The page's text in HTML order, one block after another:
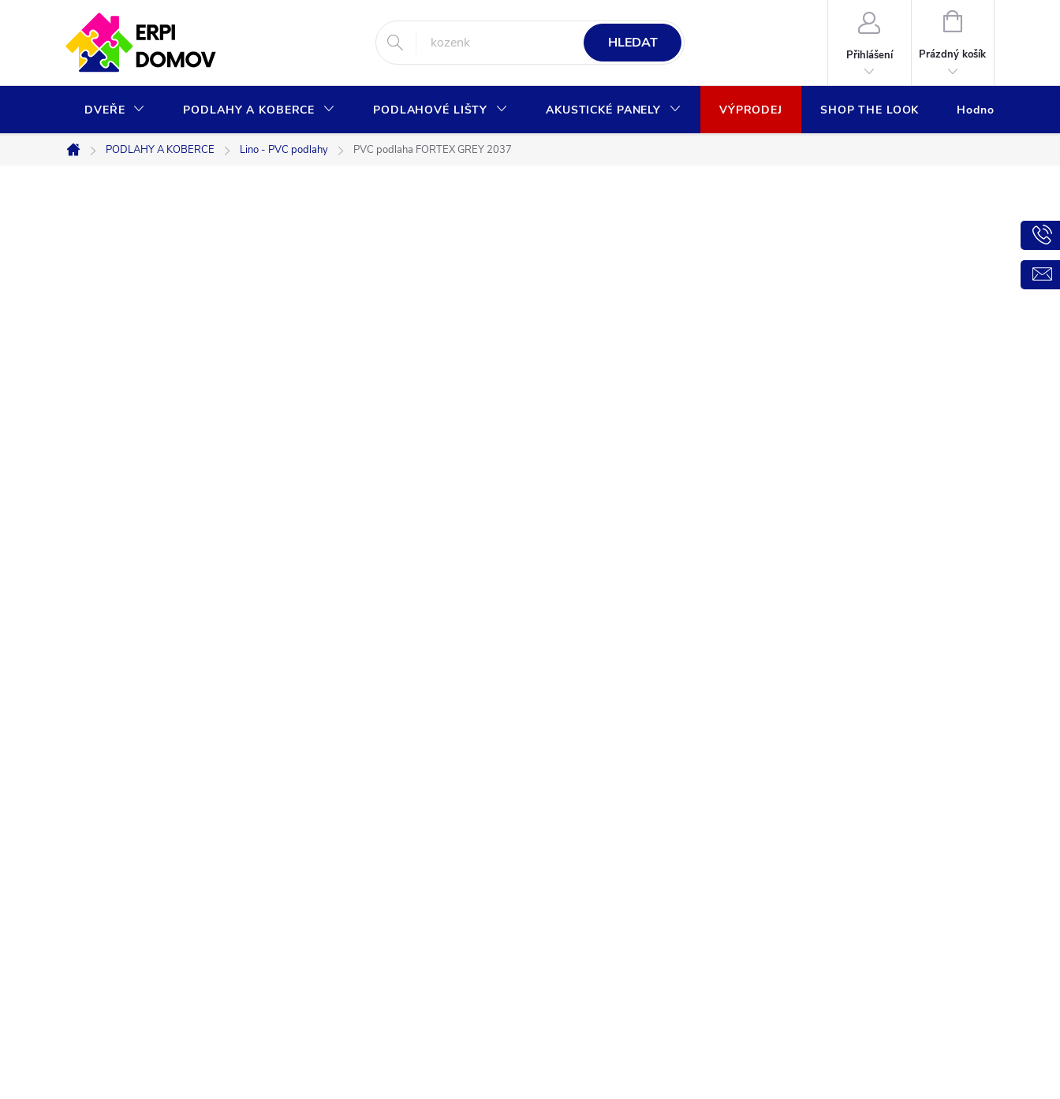
HLEDAT
Přihlášení
NÁKUPNÍ
Prázdný košík
DVEŘE PODLAHY A KOBERCE PODLAHOVÉ LIŠTY AKUSTICKÉ PANELY VÝPRODEJ SHOP THE LOOK Hodnocení
Domů
PODLAHY A KOBERCE Lino - PVC podlahy PVC podlaha FORTEX GREY 2037